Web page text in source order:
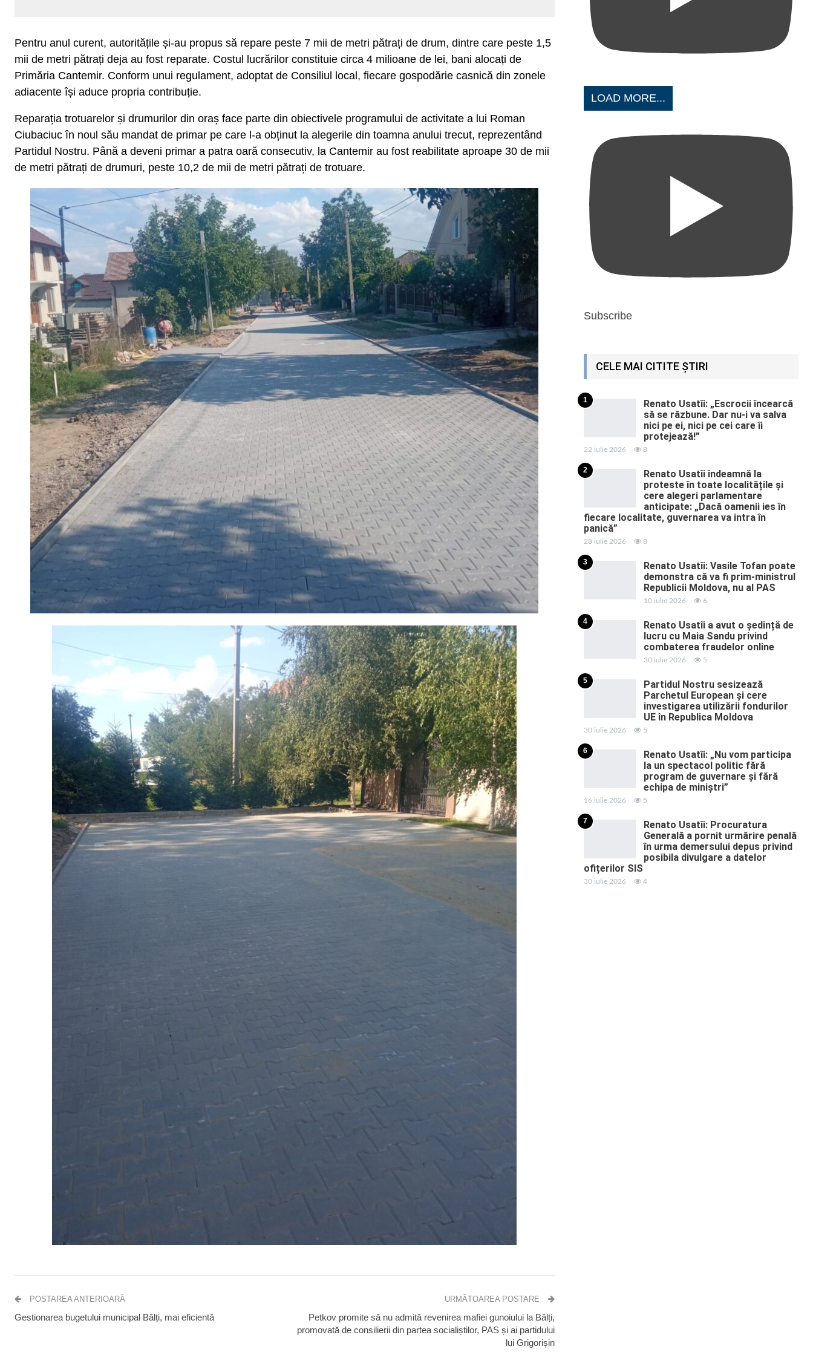
Pentru anul curent, autoritățile și-au propus să repare peste 7 mii de metri pătrați de drum, dintre care peste 1,5
mii de metri pătrați deja au fost reparate. Costul lucrărilor constituie circa 4 milioane de lei, bani alocați de
Primăria Cantemir. Conform unui regulament, adoptat de Consiliul local, fiecare gospodărie casnică din zonele
adiacente își aduce propria contribuție.
Reparația trotuarelor și drumurilor din oraș face parte din obiectivele programului de activitate a lui Roman
Ciubaciuc în noul său mandat de primar pe care l-a obținut la alegerile din toamna anului trecut, reprezentând
Partidul Nostru. Până a deveni primar a patra oară consecutiv, la Cantemir au fost reabilitate aproape 30 de mii
de metri pătrați de drumuri, peste 10,2 de mii de metri pătrați de trotuare.
POSTAREA ANTERIOARĂ
Gestionarea bugetului municipal Bălți, mai eficientă
URMĂTOAREA POSTARE
Petkov promite să nu admită revenirea mafiei gunoiului la Bălți,
promovată de consilierii din partea socialiștilor, PAS și ai partidului
lui Grigorișin
LOAD MORE...
Subscribe
CELE MAI CITITE ȘTIRI
1
Renato Usatîi: „Escrocii încearcă
să se răzbune. Dar nu-i va salva
nici pe ei, nici pe cei care îi
protejează!”
22 iulie 2026 8
2
Renato Usatîi îndeamnă la
proteste în toate localitățile și
cere alegeri parlamentare
anticipate: „Dacă oamenii ies în
fiecare localitate, guvernarea va intra în
panică”
28 iulie 2026 8
3
Renato Usatîi: Vasile Tofan poate
demonstra că va fi prim-ministrul
Republicii Moldova, nu al PAS
10 iulie 2026 6
4
Renato Usatîi a avut o ședință de
lucru cu Maia Sandu privind
combaterea fraudelor online
30 iulie 2026 5
5
Partidul Nostru sesizează
Parchetul European și cere
investigarea utilizării fondurilor
UE în Republica Moldova
30 iulie 2026 5
6
Renato Usatîi: „Nu vom participa
la un spectacol politic fără
program de guvernare și fără
echipa de miniștri”
16 iulie 2026 5
7
Renato Usatîi: Procuratura
Generală a pornit urmărire penală
în urma demersului depus privind
posibila divulgare a datelor
ofițerilor SIS
30 iulie 2026 4